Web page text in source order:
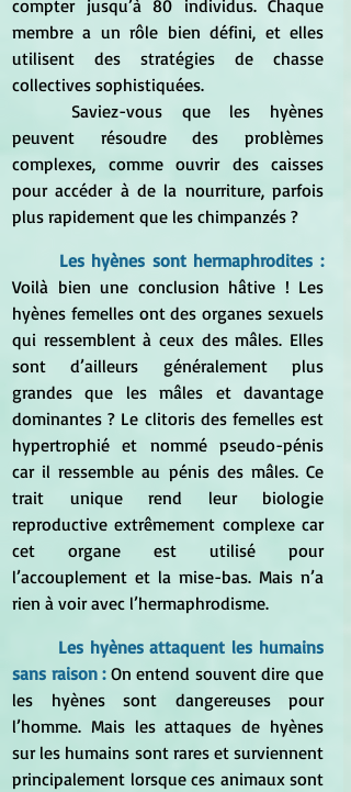
compter jusqu’à 80 individus. Chaque
membre a un rôle bien défini, et elles
utilisent des stratégies de chasse
collectives sophistiquées.
peuvent résoudre des problèmes
complexes, comme ouvrir des caisses
pour accéder à de la nourriture, parfois
plus rapidement que les chimpanzés ?
	Les hyènes sont hermaphrodites :
Voilà bien une conclusion hâtive ! Les
hyènes femelles ont des organes sexuels
qui ressemblent à ceux des mâles. Elles
sont d’ailleurs généralement plus
grandes que les mâles et davantage
dominantes ? Le clitoris des femelles est
hypertrophié et nommé pseudo-pénis
car il ressemble au pénis des mâles. Ce
trait unique rend leur biologie
reproductive extrêmement complexe car
cet organe est utilisé pour
l’accouplement et la mise-bas. Mais n’a
rien à voir avec l’hermaphrodisme.
sans raison : On entend souvent dire que
les hyènes sont dangereuses pour
l’homme. Mais les attaques de hyènes
sur les humains sont rares et surviennent
principalement lorsque ces animaux sont